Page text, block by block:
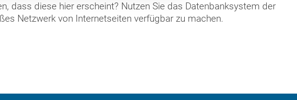
dass diese hier erscheint? Nutzen Sie das Datenbanksystem der
Netzwerk von Internetseiten verfügbar zu machen.